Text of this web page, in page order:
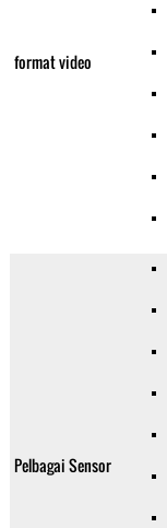
format video
Pelbagai Sensor